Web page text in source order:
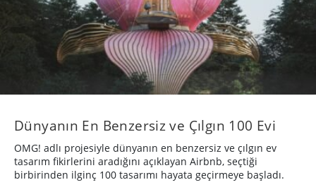
Dünyanın En Benzersiz ve Çılgın 100 Evi
OMG! adlı projesiyle dünyanın en benzersiz ve çılgın ev
tasarım fikirlerini aradığını açıklayan Airbnb, seçtiği
birbirinden ilginç 100 tasarımı hayata geçirmeye başladı.